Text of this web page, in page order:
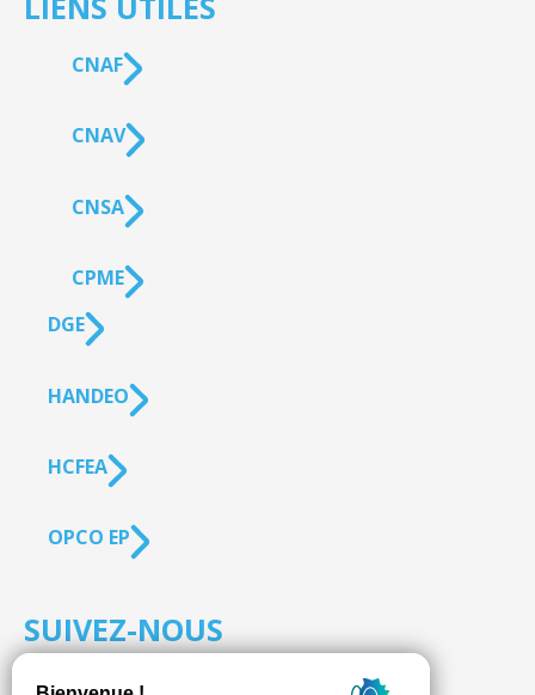
CNAF
CNAV
CNSA
CPME
DGE
HANDEO
HCFEA
OPCO EP
SUIVEZ-NOUS